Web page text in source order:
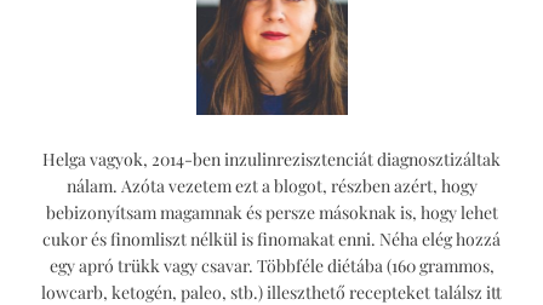
Helga vagyok, 2014-ben inzulinrezisztenciát diagnosztizáltak
nálam. Azóta vezetem ezt a blogot, részben azért, hogy
bebizonyítsam magamnak és persze másoknak is, hogy lehet
cukor és finomliszt nélkül is finomakat enni. Néha elég hozzá
egy apró trükk vagy csavar. Többféle diétába (160 grammos,
lowcarb, ketogén, paleo, stb.) illeszthető recepteket találsz itt